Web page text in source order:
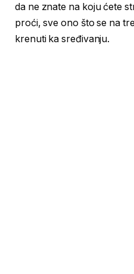
da ne znate na koju ćete
proći, sve ono što se na
krenuti ka sređivanju.